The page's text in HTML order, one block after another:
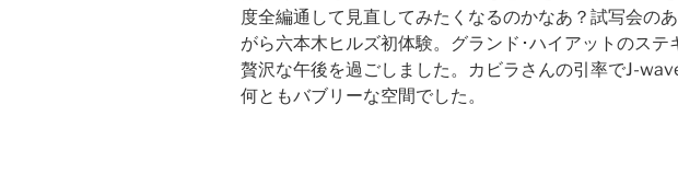
度全編通して見直してみたくなるのかなあ？試写会の
がら六本木ヒルズ初体験。グランド･ハイアットのステ
贅沢な午後を過ごしました。カビラさんの引率でJ-
何ともバブリーな空間でした。